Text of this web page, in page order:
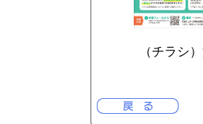
（チラシ